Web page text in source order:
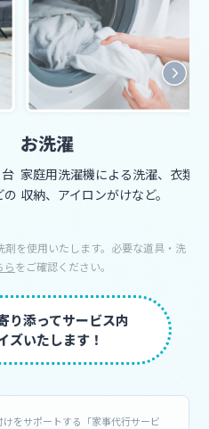
お洗濯
家庭用洗濯機による洗濯、衣類の
収納、アイロンがけなど。
を使用いたします。必要な道具・洗
らをご確認ください。
り添ってサービス内
ズいたします！
をサポートする「家事代行サービ